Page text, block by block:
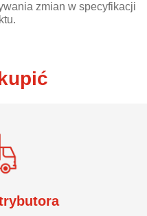
zmian w specyfikacji